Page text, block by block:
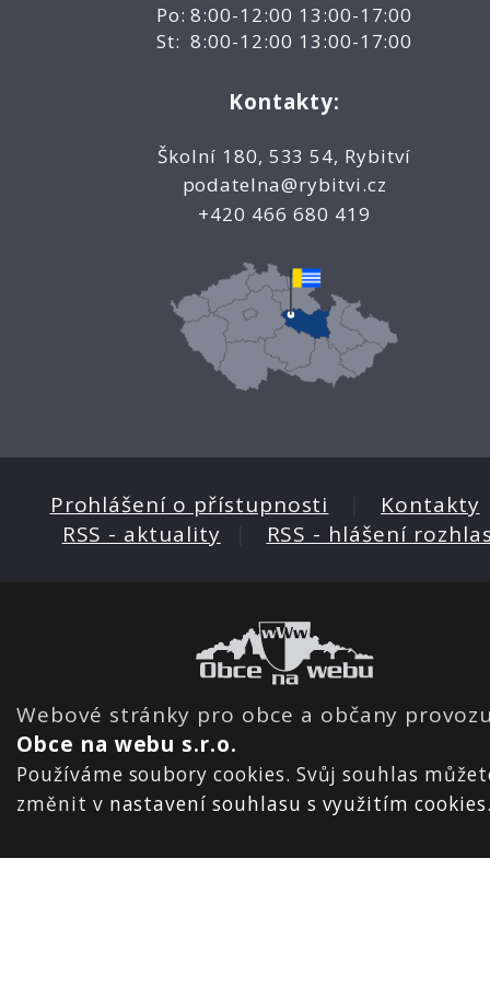
Po: 8:00-12:00 13:00-17:00
St: 8:00-12:00 13:00-17:00
Kontakty:
Školní 180, 533 54, Rybitví
podatelna@rybitvi.cz
+420 466 680 419
Prohlášení o přístupnosti Kontakty
RSS - aktuality
RSS - hlášení
Webové stránky pro obce a občany
Obce na webu s.r.o.
Používáme soubory cookies. Svůj souhlas
změnit v nastavení souhlasu s využitím cookies